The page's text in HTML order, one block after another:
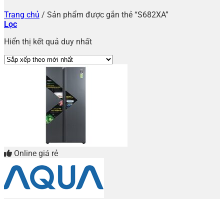
Trang chủ / Sản phẩm được gắn thẻ “S682XA”
Lọc
Hiển thị kết quả duy nhất
Online giá rẻ